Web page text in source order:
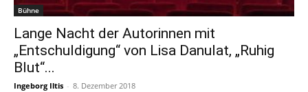
Bühne
Lange Nacht der Autorinnen mit
„Entschuldigung“ von Lisa Danulat, „Ruhig
Blut“...
Ingeborg Iltis - 8. Dezember 2018